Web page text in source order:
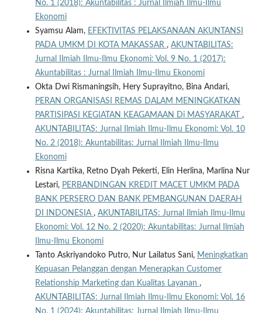
No. 1 (2018): Akuntabilitas : Jurnal Ilmiah Ilmu-Ilmu
Ekonomi
Syamsu Alam, EFEKTIVITAS PELAKSANAAN AKUNTANSI
PADA UMKM DI KOTA MAKASSAR , AKUNTABILITAS:
Jurnal Ilmiah Ilmu-Ilmu Ekonomi: Vol. 9 No. 1 (2017):
Akuntabilitas : Jurnal Ilmiah Ilmu-Ilmu Ekonomi
Okta Dwi Rismaningsih, Hery Suprayitno, Bina Andari,
PERAN ORGANISASI REMAS DALAM MENINGKATKAN
PARTISIPASI KEGIATAN KEAGAMAAN Di MASYARAKAT ,
AKUNTABILITAS: Jurnal Ilmiah Ilmu-Ilmu Ekonomi: Vol. 10
No. 2 (2018): Akuntabilitas: Jurnal Ilmiah Ilmu-Ilmu
Ekonomi
Risna Kartika, Retno Dyah Pekerti, Elin Herlina, Marlina Nur
Lestari, PERBANDINGAN KREDIT MACET UMKM PADA
BANK PERSERO DAN BANK PEMBANGUNAN DAERAH
DI INDONESIA , AKUNTABILITAS: Jurnal Ilmiah Ilmu-Ilmu
Ekonomi: Vol. 12 No. 2 (2020): Akuntabilitas: Jurnal Ilmiah
Ilmu-Ilmu Ekonomi
Tanto Askriyandoko Putro, Nur Lailatus Sani, Meningkatkan
Kepuasan Pelanggan dengan Menerapkan Customer
Relationship Marketing dan Kualitas Layanan ,
AKUNTABILITAS: Jurnal Ilmiah Ilmu-Ilmu Ekonomi: Vol. 16
No. 1 (2024): Akuntabilitas: Jurnal Ilmiah Ilmu-Ilmu